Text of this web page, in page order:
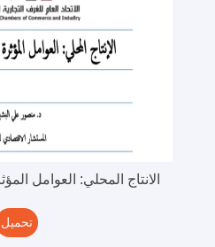
الانتاج المحلي: العوامل
تحميل